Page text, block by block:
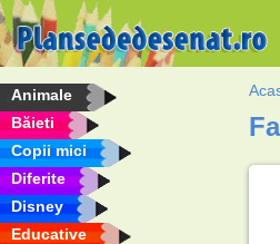
Animale
Băieti
Copii mici
Diferite
Disney
Educative